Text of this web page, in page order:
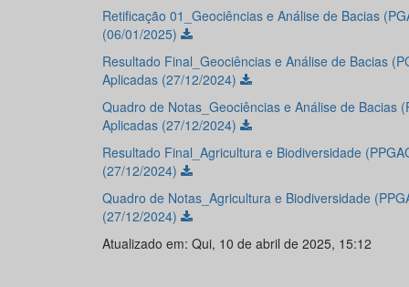
Retificação 01_Geociências e Análise de Bacias
(06/01/2025)
Resultado Final_Geociências e Análise de Bacias
Aplicadas (27/12/2024)
Quadro de Notas_Geociências e Análise de Bacias
Aplicadas (27/12/2024)
Resultado Final_Agricultura e Biodiversidade
(27/12/2024)
Quadro de Notas_Agricultura e Biodiversidade
(27/12/2024)
Atualizado em: Qui, 10 de abril de 2025, 15:12